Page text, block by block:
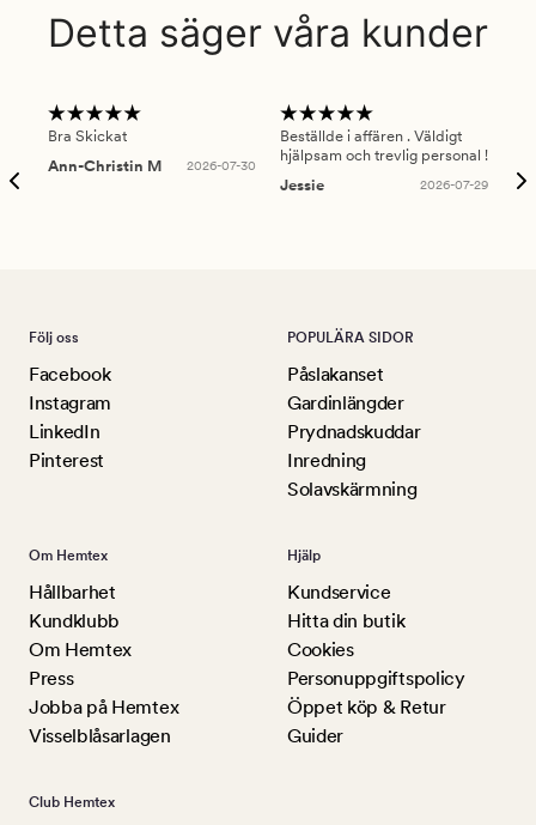
Detta säger våra kunder
Bra Skickat
Ann-Christin M
2026-07-30
Beställde i affären . Väldigt
hjälpsam och trevlig personal !
Jessie
2026-07-29
Följ oss
Facebook
Instagram
LinkedIn
Pinterest
POPULÄRA SIDOR
Påslakanset
Gardinlängder
Prydnadskuddar
Inredning
Solavskärmning
Om Hemtex
Hållbarhet
Kundklubb
Om Hemtex
Press
Jobba på Hemtex
Visselblåsarlagen
Hjälp
Kundservice
Hitta din butik
Cookies
Personuppgiftspolicy
Öppet köp & Retur
Guider
Club Hemtex